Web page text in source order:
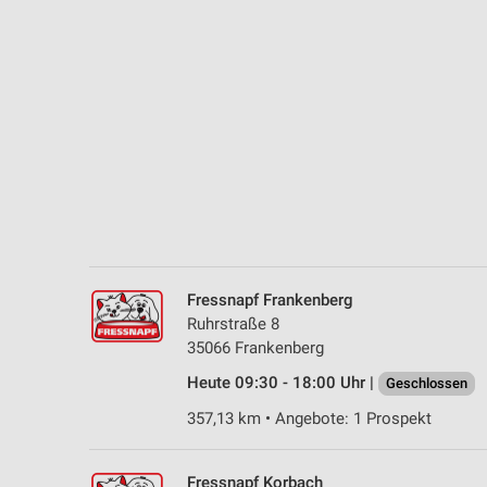
Fressnapf Frankenberg
Ruhrstraße 8
35066 Frankenberg
Heute 09:30 - 18:00 Uhr |
Geschlossen
357,13 km • Angebote: 1 Prospekt
Fressnapf Korbach
Nicht-IAB-Verarbeitungszwecke: